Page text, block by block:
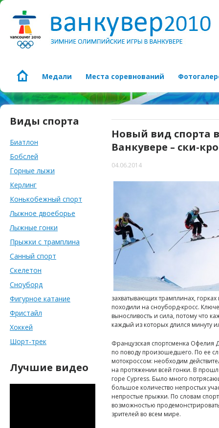
Медали Места соревнований
Виды спорта
Биатлон
Бобслей
Горные лыжи
Керлинг
Конькобежный спорт
Лыжное двоеборье
Лыжные гонки
Прыжки с трамплина
Санный спорт
Скелетон
Сноуборд
Фигурное катание
Фристайл
Хоккей
Шорт-трек
Лучшие видео
Новый вид спорта
Ванкувере – ски-
04.06.2014
захватывающих трамплинах,
походили на сноуборд-кросс.
выносливость и сила, потому что
каждый из которых длился минуту
Французская спортсменка
по поводу произошедшего. По ее
мотокроссом: необходим
на протяжении всей гонки. В
горе Cypress. Было много
большое количество непростых
непростые прыжки. По словам
возможностью
зрителей во всем мире.